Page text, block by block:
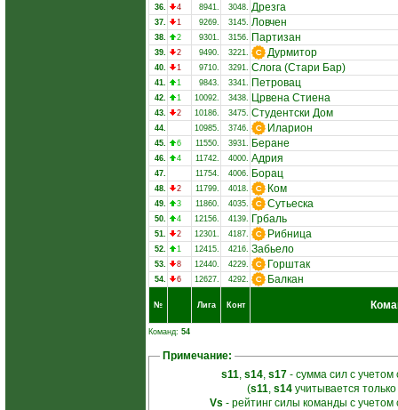
36. 4 8941. 3048. Дрезга
37. 1 9269. 3145. Ловчен
38. 2 9301. 3156. Партизан
39. 2 9490. 3221. Дурмитор
40. 1 9710. 3291. Слога (Стари Бар)
41. 1 9843. 3341. Петровац
42. 1 10092. 3438. Црвена Стиена
43. 2 10186. 3475. Студентски Дом
44. 10985. 3746. Иларион
45. 6 11550. 3931. Беране
46. 4 11742. 4000. Адрия
47. 11754. 4006. Борац
48. 2 11799. 4018. Ком
49. 3 11860. 4035. Сутьеска
50. 4 12156. 4139. Грбаль
51. 2 12301. 4187. Рибница
52. 1 12415. 4216. Забьело
53. 8 12440. 4229. Горштак
54. 6 12627. 4292. Балкан
№ Лига Конт
Команд: 54
Примечание:
s11, s14, s17- сумма сил с учетом
(s11, s14 учитывается
Vs - рейтинг силы команды с